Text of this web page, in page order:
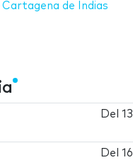
de Indias
Del13
Del16